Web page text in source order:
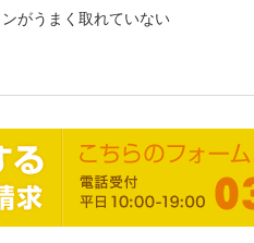
がうまく取れていない